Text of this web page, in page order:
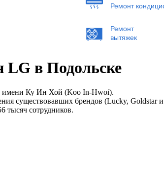
Ремонт
Ремонт
вытяжек
в Подольске
имени Ку Ин Хой (Koo In-Hwoi).
существовавших брендов (Lucky, Goldstar
тысяч сотрудников.